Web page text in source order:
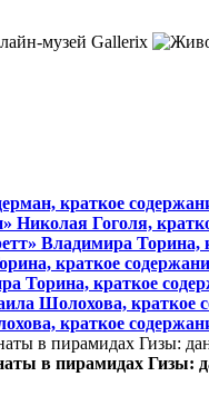
краткое
Николая Гоголя,
Владимира Торина,
краткое
Торина, краткое
Шолохова, краткое
краткое
в пирамидах Гизы: